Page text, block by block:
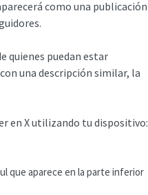
como una publicación
quienes puedan estar
una descripción similar, la
en X utilizando tu dispositivo:
que aparece en la parte inferior